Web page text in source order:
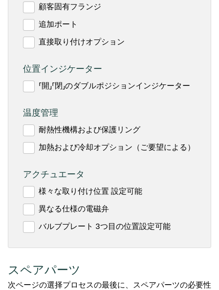
顧客固有フランジ
追加ポート
直接取り付けオプション
位置インジケーター
「開」「閉」のダブルポジションインジケーター
温度管理
耐熱性機構および保護リング
加熱および冷却オプション（ご要望による）
アクチュエータ
様々な取り付け位置 設定可能
異なる仕様の電磁弁
バルブプレート 3つ目の位置設定可能
スペアパーツ
次ページの選择プロセスの最後に、スペアパーツの必要性